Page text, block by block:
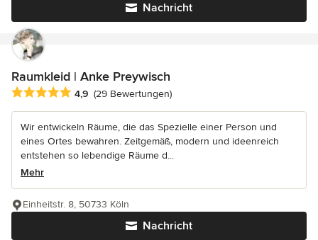
Nachricht
Raumkleid | Anke Preywisch
Durchschnittliche Bewertung: 4.9 von 5 Sternen
4,9 (29 Bewertungen)
Wir entwickeln Räume, die das Spezielle einer Person und
eines Ortes bewahren. Zeitgemäß, modern und ideenreich
entstehen so lebendige Räume d...
Mehr
Nachricht
Einheitstr. 8, 50733 Köln